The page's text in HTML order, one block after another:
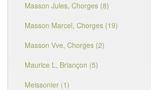
Masson Jules, Chorges (8)
Masson Marcel, Chorges (19)
Masson Vve, Chorges (2)
Maurice L, Briançon (5)
Meissonier (1)